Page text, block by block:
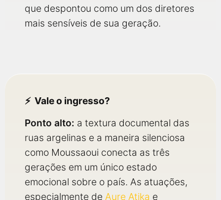
que despontou como um dos diretores
mais sensíveis de sua geração.
Vale o ingresso?
Ponto alto: a textura documental das
ruas argelinas e a maneira silenciosa
como Moussaoui conecta as três
gerações em um único estado
emocional sobre o país. As atuações,
especialmente de Aure Atika e